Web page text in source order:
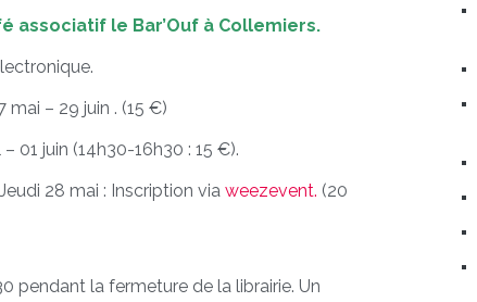
associatif le Bar’Ouf à Collemiers.
mai – 29 juin . (15 €)
01 juin (14h30-16h30 : 15 €).
28 mai : Inscription via weezevent. (20
pendant la fermeture de la librairie. Un